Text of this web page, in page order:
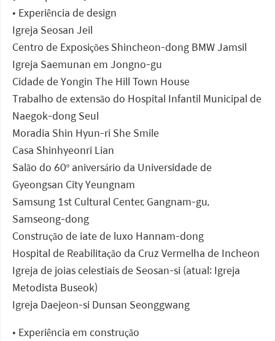
• Experiência de design
Igreja Seosan Jeil
Centro de Exposições Shincheon-dong BMW Jamsil
Igreja Saemunan em Jongno-gu
Cidade de Yongin The Hill Town House
Trabalho de extensão do Hospital Infantil Municipal de
Naegok-dong Seul
Moradia Shin Hyun-ri She Smile
Casa Shinhyeonri Lian
Salão do 60º aniversário da Universidade de
Gyeongsan City Yeungnam
Samsung 1st Cultural Center, Gangnam-gu,
Samseong-dong
Construção de iate de luxo Hannam-dong
Hospital de Reabilitação da Cruz Vermelha de Incheon
Igreja de joias celestiais de Seosan-si (atual: Igreja
Metodista Buseok)
Igreja Daejeon-si Dunsan Seonggwang
• Experiência em construção